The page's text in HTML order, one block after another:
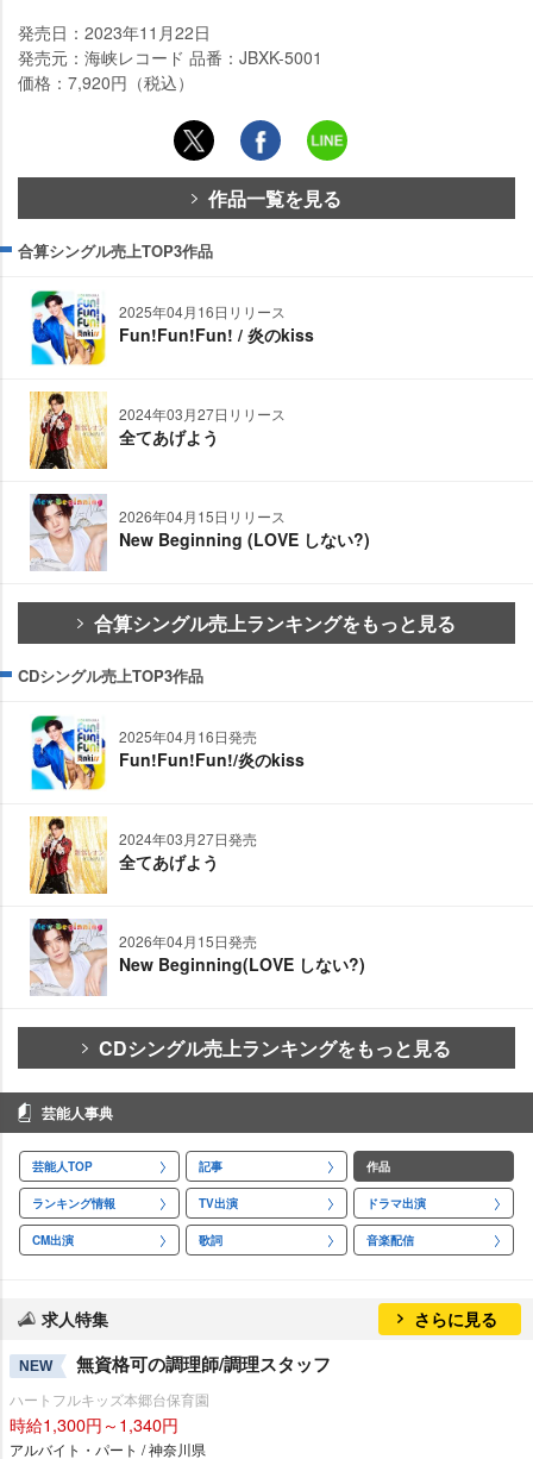
発売日：2023年11月22日
発売元：海峡レコード 品番：JBXK-5001
価格：7,920円（税込）
作品一覧を見る
合算シングル売上TOP3作品
2025年04月16日リリース
Fun!Fun!Fun! / 炎のkiss
2024年03月27日リリース
全てあげよう
2026年04月15日リリース
New Beginning (LOVE しない?)
合算シングル売上ランキングをもっと見る
CDシングル売上TOP3作品
2025年04月16日発売
Fun!Fun!Fun!/炎のkiss
2024年03月27日発売
全てあげよう
2026年04月15日発売
New Beginning(LOVE しない?)
CDシングル売上ランキングをもっと見る
芸能人事典
芸能人TOP 記事 作品
ランキング情報 TV出演 ドラマ出演
CM出演 歌詞 音楽配信
求人特集 さらに見る
NEW 無資格可の調理師/調理スタッフ
ハートフルキッズ本郷台保育園
時給1,300円～1,340円
アルバイト・パート / 神奈川県